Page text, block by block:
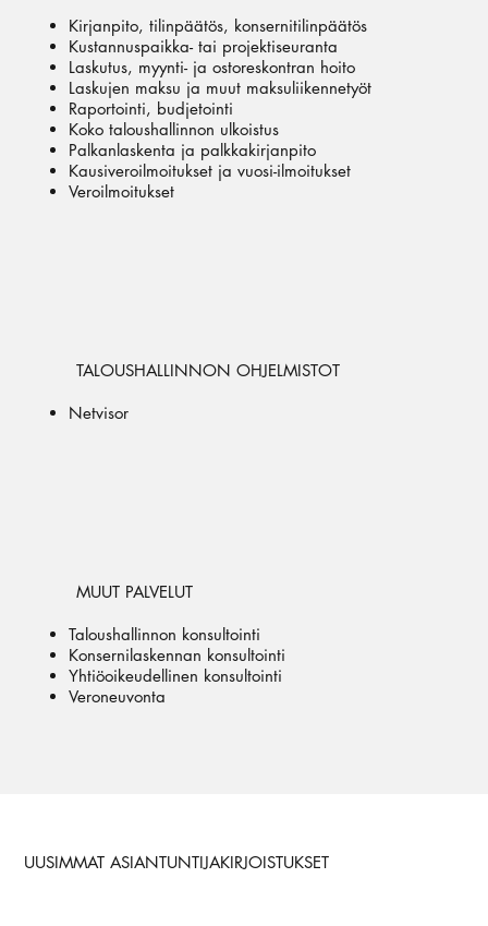
UUSIMMAT ASIANTUNTIJAKIRJOISTUKSET
Kirjanpito, tilinpäätös, konsernitilinpäätös
Kustannuspaikka- tai projektiseuranta
Laskutus, myynti- ja ostoreskontran hoito
Laskujen maksu ja muut maksuliikennetyöt
Raportointi, budjetointi
Koko taloushallinnon ulkoistus
Palkanlaskenta ja palkkakirjanpito
Kausiveroilmoitukset ja vuosi-ilmoitukset
Veroilmoitukset
TALOUSHALLINNON OHJELMISTOT
Netvisor
MUUT PALVELUT
Taloushallinnon konsultointi
Konsernilaskennan konsultointi
Yhtiöoikeudellinen konsultointi
Veroneuvonta